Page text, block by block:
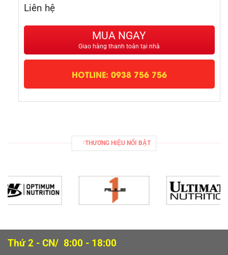
Liên hệ
MUA NGAY
Giao hàng thanh toán tại nhà
HOTLINE: 0938 756 756
THƯƠNG HIỆU NỔI BẬT
Thứ 2 - CN/ 8:00 - 18:00